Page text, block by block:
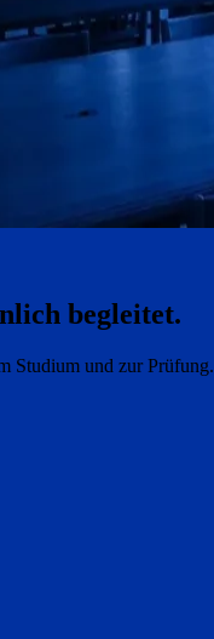
begleitet.
Studium und zur Prüfung.